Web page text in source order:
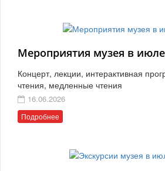
Мероприятия музея в
Концерт, лекции, интерактивная
чтения, медленные чтения
16.06.2026
Подробнее